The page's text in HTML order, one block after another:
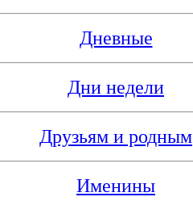
Дневные
Дни недели
Друзьям и родным
Именины